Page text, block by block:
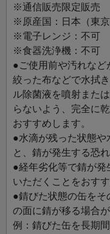
す。
※缶のサイズ（グラム
が異なりますのでご注
＜江東堂高橋製作所＞
明治43年創業の茶筒
仕事で、開閉するたび
お届けしています。
※通信販売限定販売
※原産国：日本（東京
※電子レンジ：不可
※食器洗浄機：不可
●ご使用前や汚れなど
絞った布などで水拭
ル除菌液を噴射また
らないよう、完全に
おすすめします。
●水滴が残った状態や
と、錆が発生する恐
●経年劣化等で錆が発
いただくことをおすす
●錆びた状態の缶を
の面に錆が移る場合
例：錆びた缶を長期